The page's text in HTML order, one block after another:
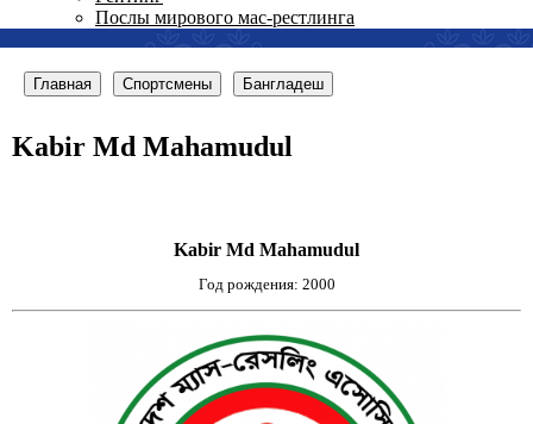
Послы мирового мас-рестлинга
Главная Спортсмены Бангладеш
Kabir Md Mahamudul
Kabir Md Mahamudul
Год рождения: 2000